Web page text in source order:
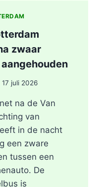
zwaar
17 juli 2026
na de Van
van
in de nacht
een zware
tussen een
De
is